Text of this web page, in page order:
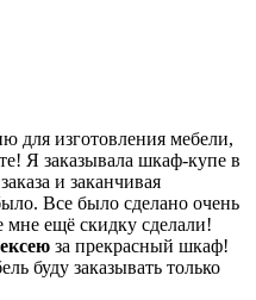
для изготовления мебели,
Я заказывала шкаф-купе в
и заканчивая
Все было сделано очень
ещё скидку сделали!
за прекрасный шкаф!
буду заказывать только